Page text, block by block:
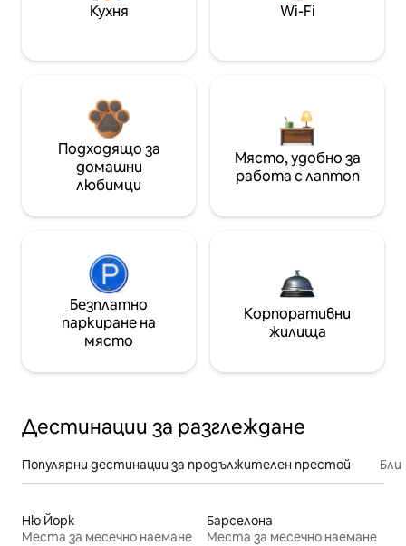
Кухня Wi-Fi
Подходящо за
домашни
любимци
Място, удобно за
работа с лаптоп
Безплатно
паркиране на
място
Корпоративни
жилища
Дестинации за разглеждане
Популярни дестинации за продължителен престой
Ню Йорк
Места за месечно наемане
Барселона
Места за месечно наемане